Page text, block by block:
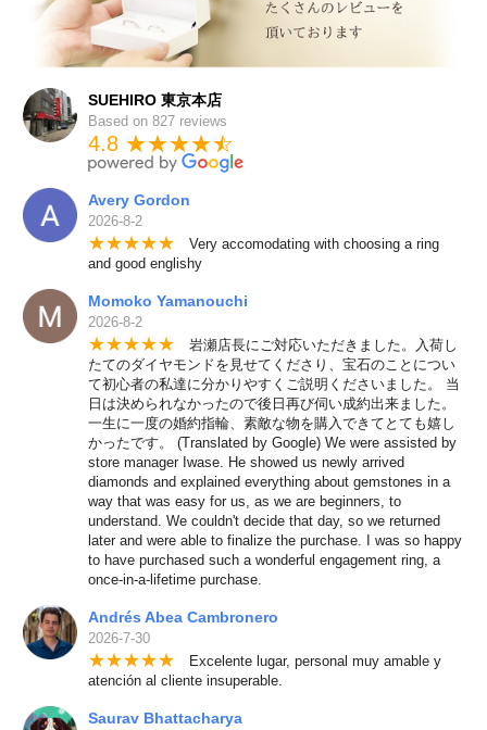
SUEHIRO 東京本店
Based on 827 reviews
4.8 ★★★★★
☆
Avery Gordon
2026-8-2
★★★★★ Very accomodating with choosing a ring
and good englishy
Momoko Yamanouchi
2026-8-2
★★★★★ 岩瀬店長にご対応いただきました。入荷し
たてのダイヤモンドを見せてくださり、宝石のことについ
て初心者の私達に分かりやすくご説明くださいました。 当
日は決められなかったので後日再び伺い成約出来ました。
一生に一度の婚約指輪、素敵な物を購入できてとても嬉し
かったです。 (Translated by Google) We were assisted by
store manager Iwase. He showed us newly arrived
diamonds and explained everything about gemstones in a
way that was easy for us, as we are beginners, to
understand. We couldn't decide that day, so we returned
later and were able to finalize the purchase. I was so happy
to have purchased such a wonderful engagement ring, a
once-in-a-lifetime purchase.
Andrés Abea Cambronero
2026-7-30
★★★★★ Excelente lugar, personal muy amable y
atención al cliente insuperable.
Saurav Bhattacharya